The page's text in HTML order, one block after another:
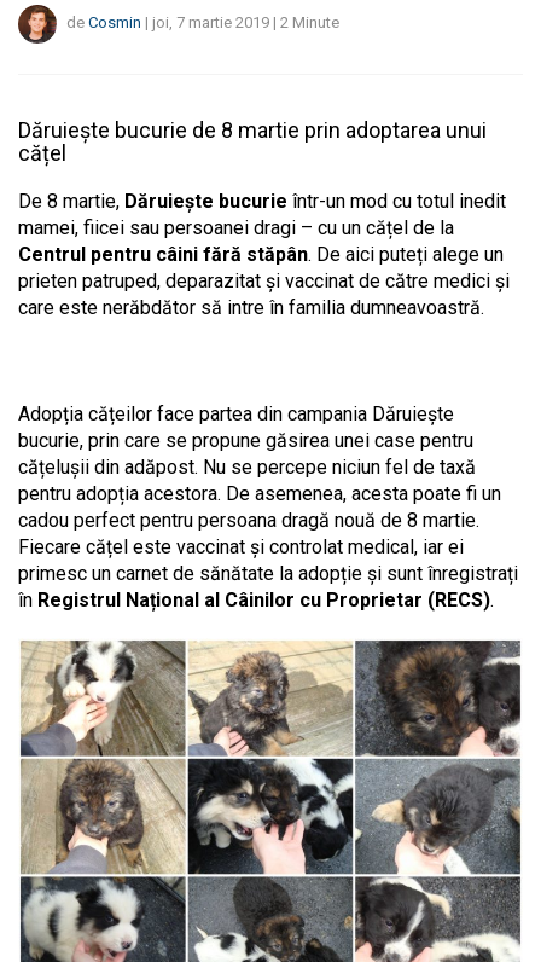
de Cosmin | joi, 7 martie 2019 | 2 Minute
Dăruiește bucurie de 8 martie prin adoptarea unui
cățel
De 8 martie, Dăruiește bucurie într-un mod cu totul inedit
mamei, fiicei sau persoanei dragi – cu un cățel de la
Centrul pentru câini fără stăpân. De aici puteți alege un
prieten patruped, deparazitat și vaccinat de către medici și
care este nerăbdător să intre în familia dumneavoastră.
Adopția cățeilor face partea din campania Dăruiește
bucurie, prin care se propune găsirea unei case pentru
cățelușii din adăpost. Nu se percepe niciun fel de taxă
pentru adopția acestora. De asemenea, acesta poate fi un
cadou perfect pentru persoana dragă nouă de 8 martie.
Fiecare cățel este vaccinat și controlat medical, iar ei
primesc un carnet de sănătate la adopție și sunt înregistrați
în Registrul Național al Câinilor cu Proprietar (RECS).